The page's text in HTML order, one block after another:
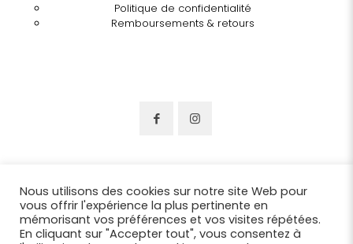
Politique de confidentialité
Remboursements & retours
Nous utilisons des cookies sur notre site Web pour
vous offrir l'expérience la plus pertinente en
mémorisant vos préférences et vos visites répétées.
En cliquant sur "Accepter tout", vous consentez à